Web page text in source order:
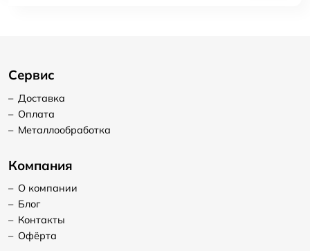
Сервис
– Доставка
– Оплата
– Металлообработка
Компания
– О компании
– Блог
– Контакты
– Офёрта